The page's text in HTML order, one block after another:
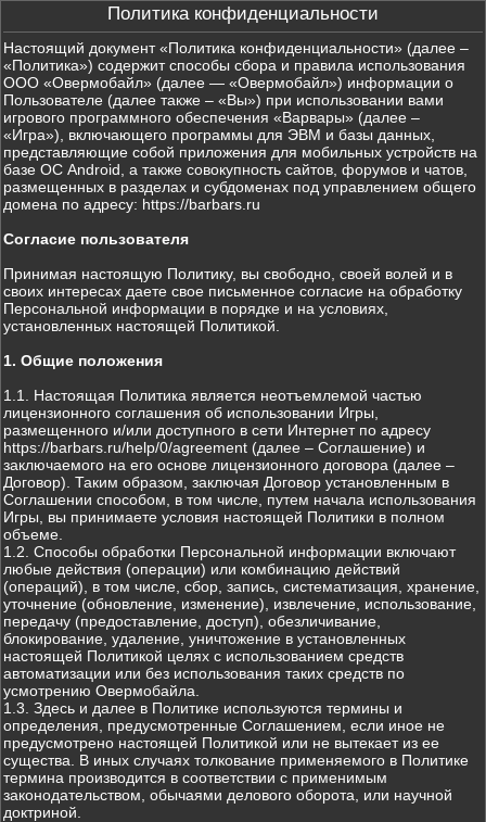
Политика конфиденциальности
Настоящий документ «Политика конфиденциальности» (далее –
«Политика») содержит способы сбора и правила использования
ООО «Овермобайл» (далее — «Овермобайл») информации о
Пользователе (далее также – «Вы») при использовании вами
игрового программного обеспечения «Варвары» (далее –
«Игра»), включающего программы для ЭВМ и базы данных,
представляющие собой приложения для мобильных устройств на
базе ОС Android, а также совокупность сайтов, форумов и чатов,
размещенных в разделах и субдоменах под управлением общего
домена по адресу: https://barbars.ru
Согласие пользователя
Принимая настоящую Политику, вы свободно, своей волей и в
своих интересах даете свое письменное согласие на обработку
Персональной информации в порядке и на условиях,
установленных настоящей Политикой.
1. Общие положения
1.1. Настоящая Политика является неотъемлемой частью
лицензионного соглашения об использовании Игры,
размещенного и/или доступного в сети Интернет по адресу
https://barbars.ru/help/0/agreement (далее – Соглашение) и
заключаемого на его основе лицензионного договора (далее –
Договор). Таким образом, заключая Договор установленным в
Соглашении способом, в том числе, путем начала использования
Игры, вы принимаете условия настоящей Политики в полном
объеме.
1.2. Способы обработки Персональной информации включают
любые действия (операции) или комбинацию действий
(операций), в том числе, сбор, запись, систематизация, хранение,
уточнение (обновление, изменение), извлечение, использование,
передачу (предоставление, доступ), обезличивание,
блокирование, удаление, уничтожение в установленных
настоящей Политикой целях с использованием средств
автоматизации или без использования таких средств по
усмотрению Овермобайла.
1.3. Здесь и далее в Политике используются термины и
определения, предусмотренные Соглашением, если иное не
предусмотрено настоящей Политикой или не вытекает из ее
существа. В иных случаях толкование применяемого в Политике
термина производится в соответствии с применимым
законодательством, обычаями делового оборота, или научной
доктриной.